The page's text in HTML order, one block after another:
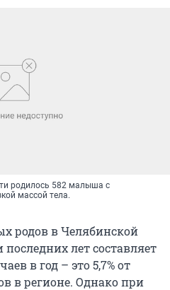
родилось 582 малыша с
массой тела.
родов в Челябинской
лет составляет
в год – это 5,7% от
в регионе. Однако при